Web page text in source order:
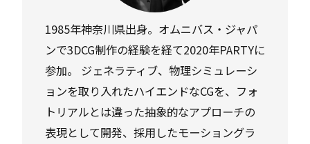
1985年神奈川県出身。オムニバス・ジャパ
ンで3DCG制作の経験を経て2020年PARTYに
参加。 ジェネラティブ、物理シミュレーシ
ョンを取り入れたハイエンドなCGを、フォ
トリアルとは違った抽象的なアプローチの
表現として開発、採用したモーショングラ